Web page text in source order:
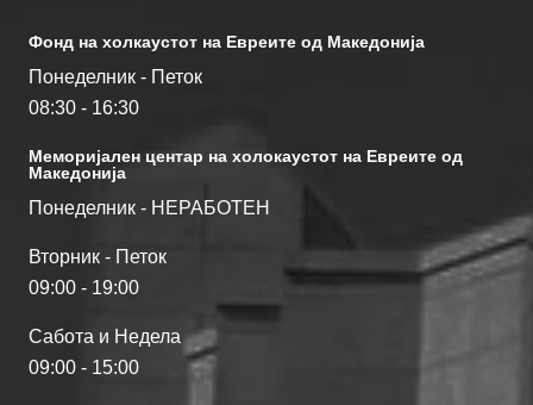
Фонд на холкаустот на Евреите од Македониjа
Понеделник - Петок
08:30 - 16:30
Меморијален центар на холокаустот на Евреите од
Македонија
Понеделник - НЕРАБОТЕН
Вторник - Петок
09:00 - 19:00
Сабота и Недела
09:00 - 15:00